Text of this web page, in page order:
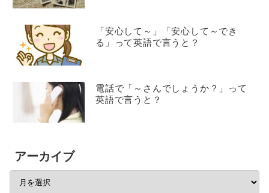
「安心して～」「安心して～でき
る」って英語で言うと？
電話で「～さんでしょうか？」って
英語で言うと？
アーカイブ